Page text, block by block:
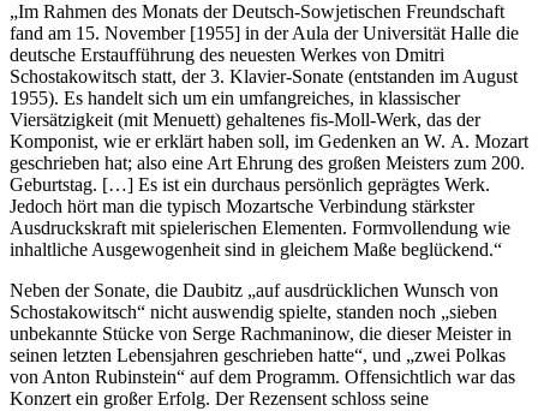
„Im Rahmen des Monats der Deutsch-Sowjetischen Freundschaft
fand am 15. November [1955] in der Aula der Universität Halle die
deutsche Erstaufführung des neuesten Werkes von Dmitri
Schostakowitsch statt, der 3. Klavier-Sonate (entstanden im August
1955). Es handelt sich um ein umfangreiches, in klassischer
Viersätzigkeit (mit Menuett) gehaltenes fis-Moll-Werk, das der
Komponist, wie er erklärt haben soll, im Gedenken an W. A. Mozart
geschrieben hat; also eine Art Ehrung des großen Meisters zum 200.
Geburtstag. […] Es ist ein durchaus persönlich geprägtes Werk.
Jedoch hört man die typisch Mozartsche Verbindung stärkster
Ausdruckskraft mit spielerischen Elementen. Formvollendung wie
inhaltliche Ausgewogenheit sind in gleichem Maße beglückend.“
Neben der Sonate, die Daubitz „auf ausdrücklichen Wunsch von
Schostakowitsch“ nicht auswendig spielte, standen noch „sieben
unbekannte Stücke von Serge Rachmaninow, die dieser Meister in
seinen letzten Lebensjahren geschrieben hatte“, und „zwei Polkas
von Anton Rubinstein“ auf dem Programm. Offensichtlich war das
Konzert ein großer Erfolg. Der Rezensent schloss seine